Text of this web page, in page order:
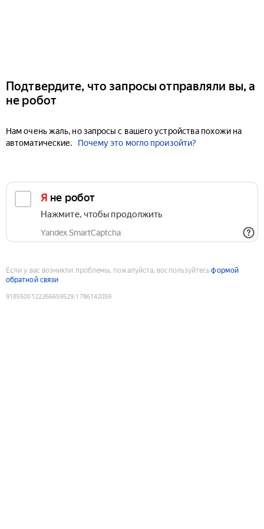
Подтвердите, что запросы отправляли вы, а
не робот
Нам очень жаль, но запросы с вашего устройства похожи на
автоматические.
Почему это могло произойти?
Я не робот
Нажмите, чтобы продолжить
Yandex SmartCaptcha
Если у вас возникли проблемы, пожалуйста, воспользуйтесьформой
обратной связи
9185500122266659529:1786142059